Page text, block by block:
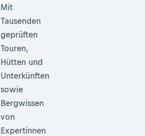
Mit
Tausenden
geprüften
Touren,
Hütten und
Unterkünften
sowie
Bergwissen
von
Expertinnen